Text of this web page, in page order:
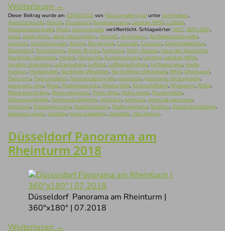
Weiterlesen →
Dieser Beitrag wurde am 02/06/2022 von Panoramafotografunter Architektur,
Aussichtspunkt, Brücke, Düsseldorf, Kugelpanorama, Landtag NRW, Luftbild,
Panoramafotografie, Rhein, schnurstracks veröffentlicht. Schlagwörter: 360°, 360°x180°,
aerial, aerial photo, aerial photography, Altstadt, Architektur, Architekturfotografie,
Aussicht, Aussichtspunkt, Brücke, Bürgerpark, Carlstadt, Colorium, Dreischeibenhaus,
Düsseldorf, Fernsehturm, Fleher Brücke, Funkhaus, Gehry Bauten, Haus der Geschichte
Nordrhein-Westfalen, Henkel, Horizontal, Kugelpanorama, Landtag, Landtag NRW,
location marketing, Luftaufnahme, Luftbild, Luftbildaufnahme, Luftpanorama, media
harbour, Medienhafen, Nordrhein-Westfalen, North Rhine-Westphalia, NRW, Oberkassel,
Panorama, Panoramablick, Panoramafotografie, panoramic, panoramic photography,
panoramic view, Rhein, Rheinkniebrücke, Rheinschiffe, Rheinschifffahrt, Rheinturm, Rhine,
Rhine knee bridge, Rhine navigation, Rhine ships, Rhine tower, Rundumblick,
Sehenswürdigkeit, Sehenswürdigkeiten, sphärisch, spherical, spherical panorama,
spherique, Städtepanorama, Stadtmarketing, Stadtpanorama, Stadttor, Standortmarketing,
television tower, Tonhalle, town marketing, Unterbilk, Villa Horion.
Düsseldorf Panorama am
Rheinturm 2018
Düsseldorf Panorama am Rheinturm |
360°x180° | 07.2018
Weiterlesen →